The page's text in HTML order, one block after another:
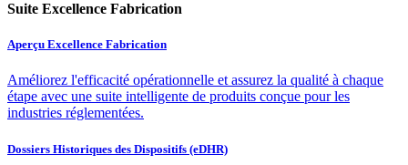
Suite Excellence Fabrication
Aperçu Excellence Fabrication
Améliorez l'efficacité opérationnelle et assurez la qualité à chaque
étape avec une suite intelligente de produits conçue pour les
industries réglementées.
Dossiers Historiques des Dispositifs (eDHR)